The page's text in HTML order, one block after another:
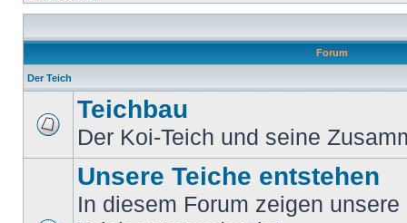
Forum
Der Teich
Teichbau
Der Koi-Teich und seine
Unsere Teiche entstehen
In diesem Forum zeigen